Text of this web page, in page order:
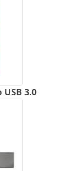
3.0